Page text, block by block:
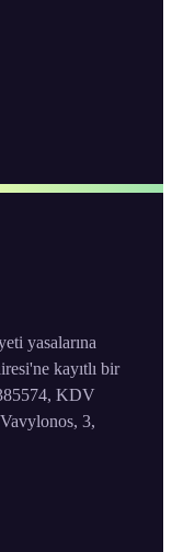
yasalarına
kayıtlı bir
KDV
3,